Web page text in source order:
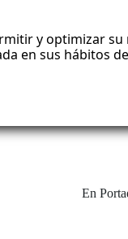
y optimizar
en sus hábitos
En